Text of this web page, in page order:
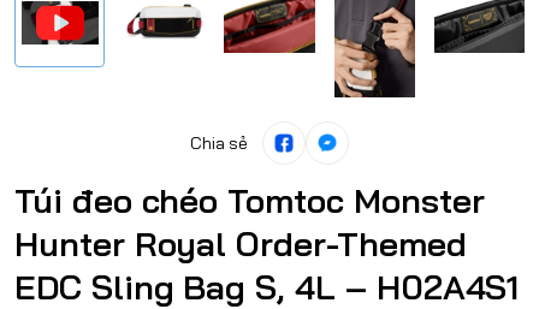
Chia sẻ
Túi đeo chéo Tomtoc Monster
Hunter Royal Order-Themed
EDC Sling Bag S, 4L – H02A4S1